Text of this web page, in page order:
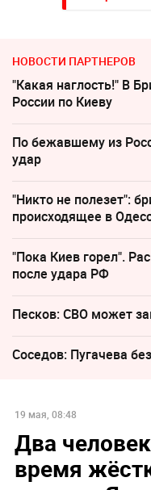
НОВОСТИ ПАРТНЕРОВ
"Какая наглость!" В
России по Киеву
По бежавшему из
удар
"Никто не полезет":
происходящее в
"Пока Киев горел".
после удара РФ
Песков: СВО может
Соседов: Пугачева
19 мая, 08:48
Два
время